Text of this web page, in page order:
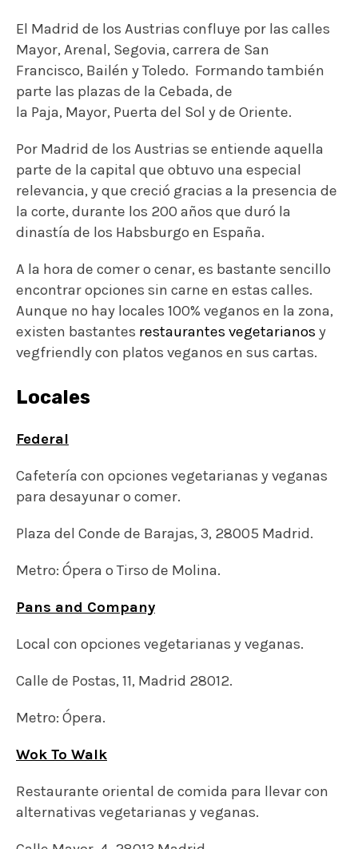
El Madrid de los Austrias confluye por las calles
Mayor, Arenal, Segovia, carrera de San
Francisco, Bailén y Toledo. Formando también
parte las plazas de la Cebada, de
la Paja, Mayor, Puerta del Sol y de Oriente.
Por Madrid de los Austrias se entiende aquella
parte de la capital que obtuvo una especial
relevancia, y que creció gracias a la presencia de
la corte, durante los 200 años que duró la
dinastía de los Habsburgo en España.
A la hora de comer o cenar, es bastante sencillo
encontrar opciones sin carne en estas calles.
Aunque no hay locales 100% veganos en la zona,
existen bastantes restaurantes vegetarianos y
vegfriendly con platos veganos en sus cartas.
Locales
Federal
Cafetería con opciones vegetarianas y veganas
para desayunar o comer.
Plaza del Conde de Barajas, 3, 28005 Madrid.
Metro: Ópera o Tirso de Molina.
Pans and Company
Local con opciones vegetarianas y veganas.
Calle de Postas, 11, Madrid 28012.
Metro: Ópera.
Wok To Walk
Restaurante oriental de comida para llevar con
alternativas vegetarianas y veganas.